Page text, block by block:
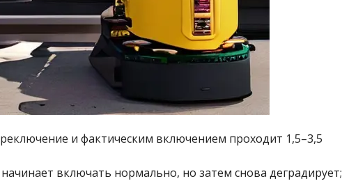
и фактическим включением проходит 1,5–3,5
включать нормально, но затем снова деградирует;